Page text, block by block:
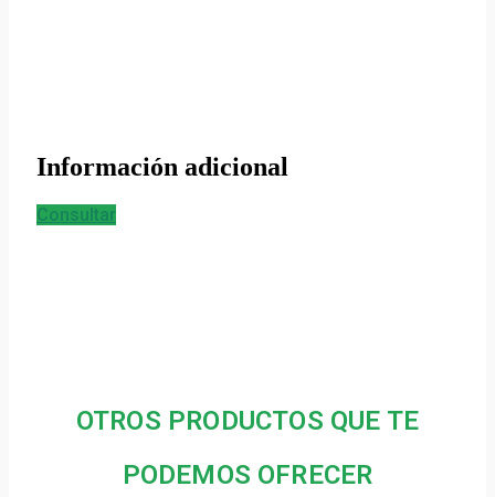
Información adicional
Consultar
OTROS PRODUCTOS QUE TE
PODEMOS OFRECER